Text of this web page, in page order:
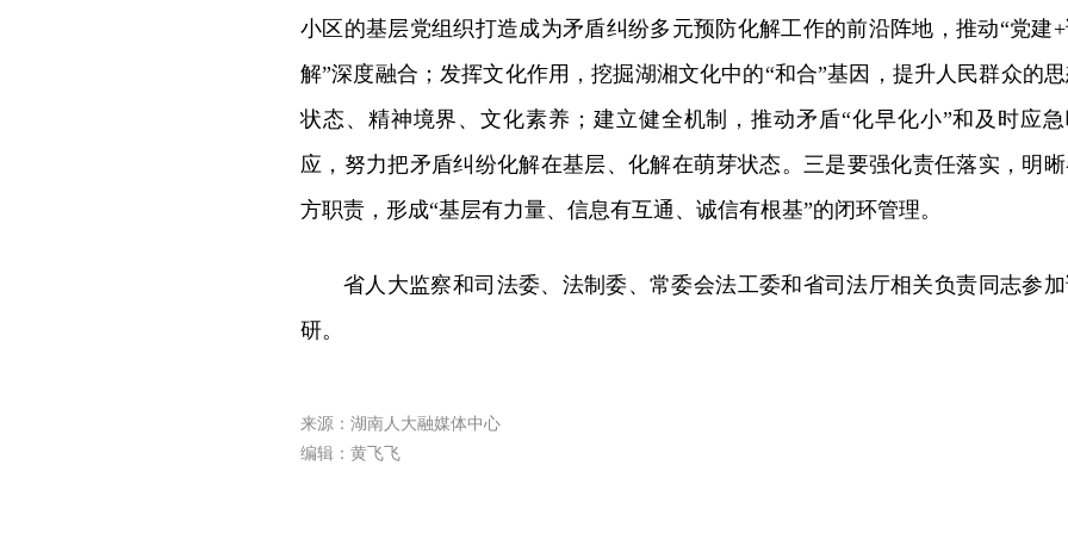
小区的基层党组织打造成为矛盾纠纷多元预防化解工作的前沿阵地，推动“党建+
解”深度融合；发挥文化作用，挖掘湖湘文化中的“和合”基因，提升人民群众的
状态、精神境界、文化素养；建立健全机制，推动矛盾“化早化小”和及时应急
应，努力把矛盾纠纷化解在基层、化解在萌芽状态。三是要强化责任落实，明
方职责，形成“基层有力量、信息有互通、诚信有根基”的闭环管理。
省人大监察和司法委、法制委、常委会法工委和省司法厅相关负责同志参加
研。
来源：湖南人大融媒体中心
编辑：黄飞飞